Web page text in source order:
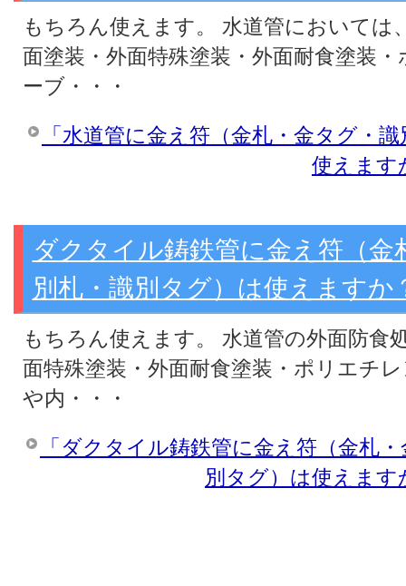
もちろん使えます。 水道管においては
面塗装・外面特殊塗装・外面耐食塗装
ーブ・・・
「水道管に金え符（金札・金タグ・
使えます
ダクタイル鋳鉄管に金え符（金
別札・識別タグ）は使えますか
もちろん使えます。 水道管の外面防食
面特殊塗装・外面耐食塗装・ポリエチ
や内・・・
「ダクタイル鋳鉄管に金え符（金札
別タグ）は使えま